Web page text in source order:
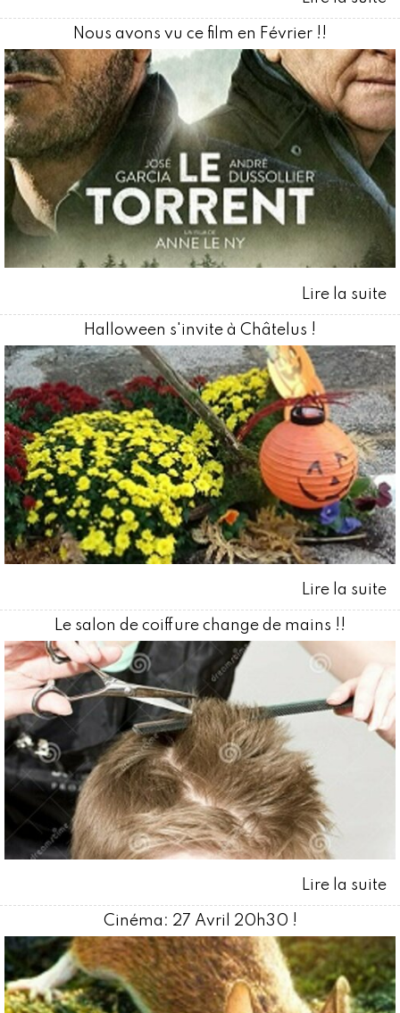
Nous avons vu ce film en Février !!
Halloween s'invite à Châtelus !
Le salon de coiffure change de mains !!
Cinéma: 27 Avril 20h30 !